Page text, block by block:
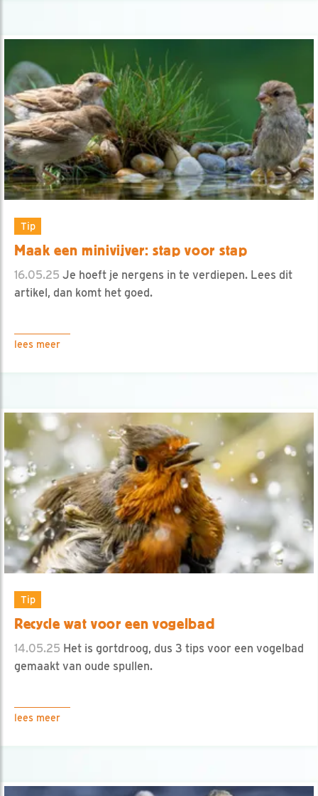
Tip
Maak een minivijver: stap voor stap
16.05.25 Je hoeft je nergens in te verdiepen. Lees dit
artikel, dan komt het goed.
lees meer
Tip
Recycle wat voor een vogelbad
14.05.25 Het is gortdroog, dus 3 tips voor een vogelbad
gemaakt van oude spullen.
lees meer